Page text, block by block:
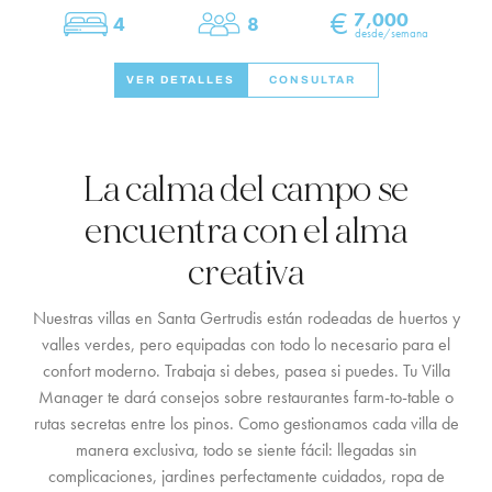
CONTACTO
Dormitorios
4 Personas
8 € 7,000
desde/semana
VER DETALLES CONSULTAR
La calma del campo se
encuentra con el alma
creativa
Nuestras villas en Santa Gertrudis están rodeadas de huertos y
valles verdes, pero equipadas con todo lo necesario para el
confort moderno. Trabaja si debes, pasea si puedes. Tu Villa
Manager te dará consejos sobre restaurantes farm-to-table o
rutas secretas entre los pinos. Como gestionamos cada villa de
manera exclusiva, todo se siente fácil: llegadas sin
complicaciones, jardines perfectamente cuidados, ropa de